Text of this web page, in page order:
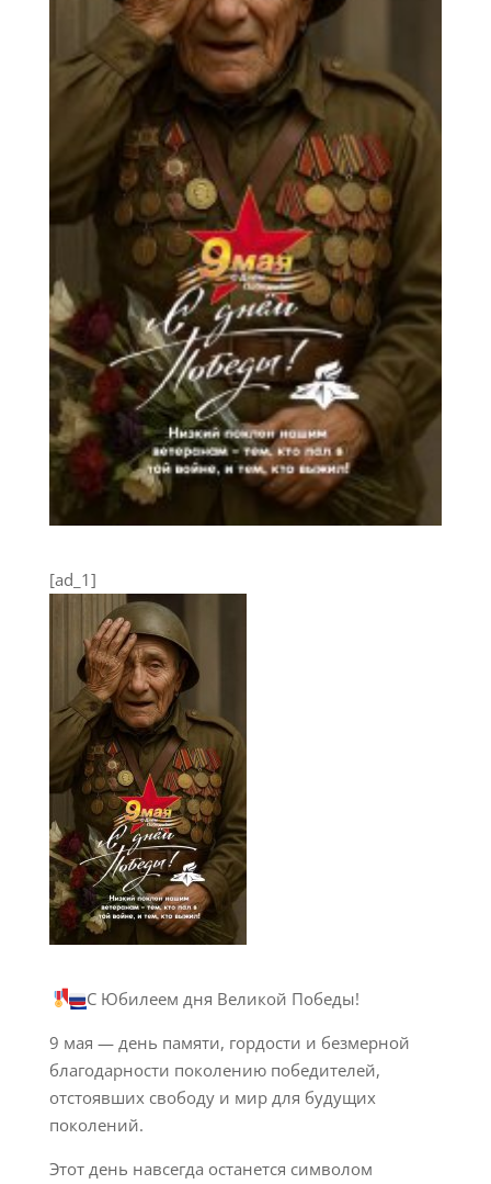
[ad_1]
С Юбилеем дня Великой Победы!
9 мая — день памяти, гордости и безмерной
благодарности поколению победителей,
отстоявших свободу и мир для будущих
поколений.
Этот день навсегда останется символом